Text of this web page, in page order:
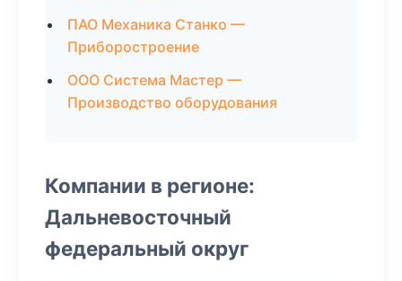
ПАО Механика Станко —
Приборостроение
ООО Система Мастер —
Производство оборудования
Компании в регионе:
Дальневосточный
федеральный округ